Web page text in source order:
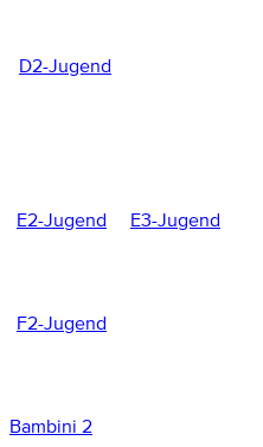
D2-Jugend
E2-Jugend E3-Jugend
F2-Jugend
Bambini 2